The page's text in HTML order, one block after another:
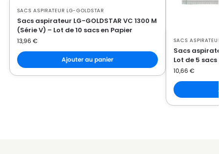
LG-
GOLDSTAR
LG-GOLDSTAR PASSION 4000
LG-
GOLDSTAR
LG-GOLDSTAR PASSION 4200
LG-
LG-GOLDSTAR PUNCH (Série)
SACS ASPIRATEUR LG-GOLDSTAR
Sacs aspirateur LG-GOLDSTAR VC 1300 M
(Série V) – Lot de 10 sacs en Papier
13,96 €
Ajouter au panier
SACS
Sacs
Lot de 5
10,66 €